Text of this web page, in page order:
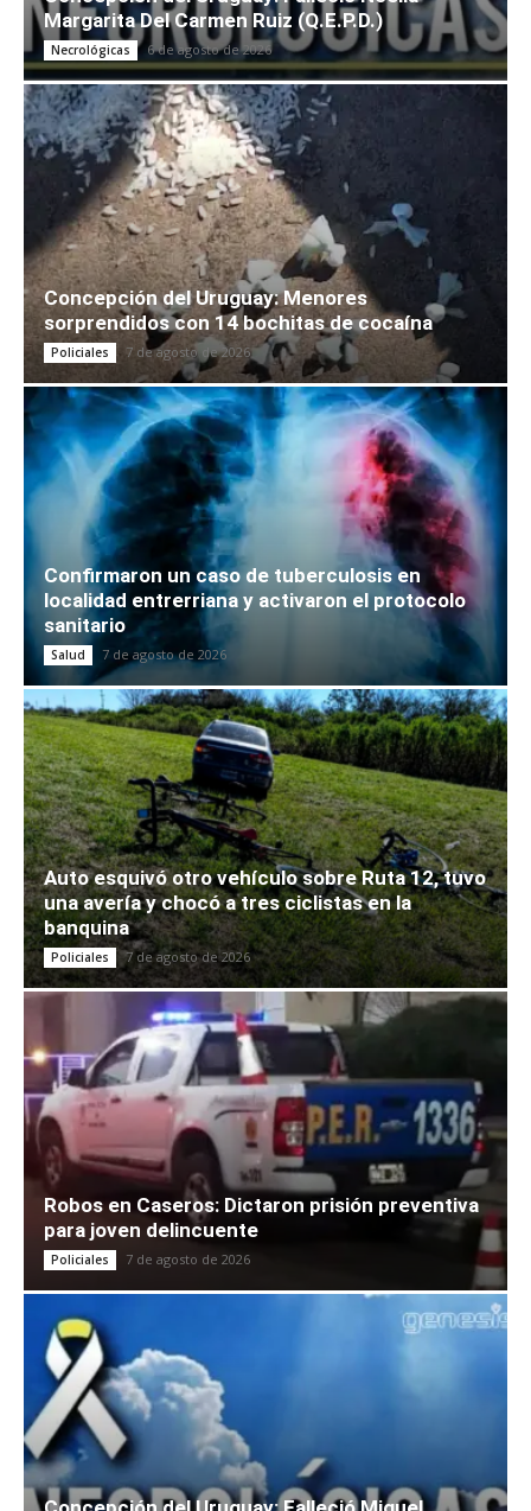
Margarita Del Carmen Ruiz (Q.E.P.D.)
Necrológicas 6 de agosto de 2026
Concepción del Uruguay: Menores
sorprendidos con 14 bochitas de cocaína
Policiales 7 de agosto de 2026
Confirmaron un caso de tuberculosis en
localidad entrerriana y activaron el protocolo
sanitario
Salud 7 de agosto de 2026
Auto esquivó otro vehículo sobre Ruta 12, tuvo
una avería y chocó a tres ciclistas en la
banquina
Policiales 7 de agosto de 2026
Robos en Caseros: Dictaron prisión preventiva
para joven delincuente
Policiales 7 de agosto de 2026